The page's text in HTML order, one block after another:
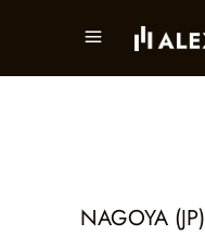
NAGOYA (JP)